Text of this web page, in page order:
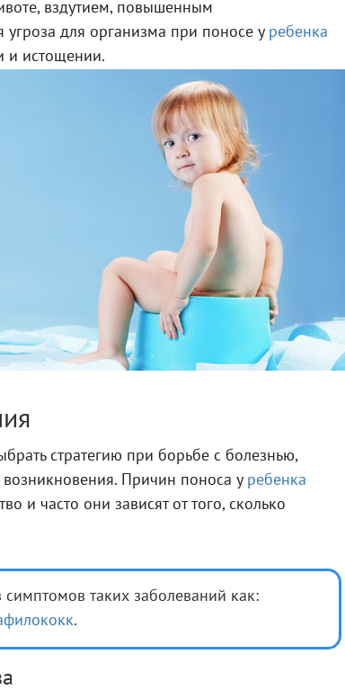
вздутием, повышенным
угроза для организма при поносе у ребенка
и истощении.
стратегию при борьбе с болезнью,
возникновения. Причин поноса у ребенка
и часто они зависят от того, сколько
симптомов таких заболеваний как:
.